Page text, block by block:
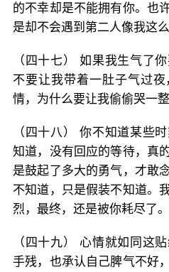
的不幸却是不能拥有你。也
是却不会遇到第二人像我这么
（四十七） 如果我生气了
不要让我带着一肚子气过
情，为什么要让我偷偷哭一整
（四十八） 你不知道某些
知道，没有回应的等待，真
是鼓起了多大的勇气，才敢
不知道，只是假装不知道。
烈，最终，还是被你耗尽了。
（四十九） 心情就如同这
手残，也承认自己脾气不好